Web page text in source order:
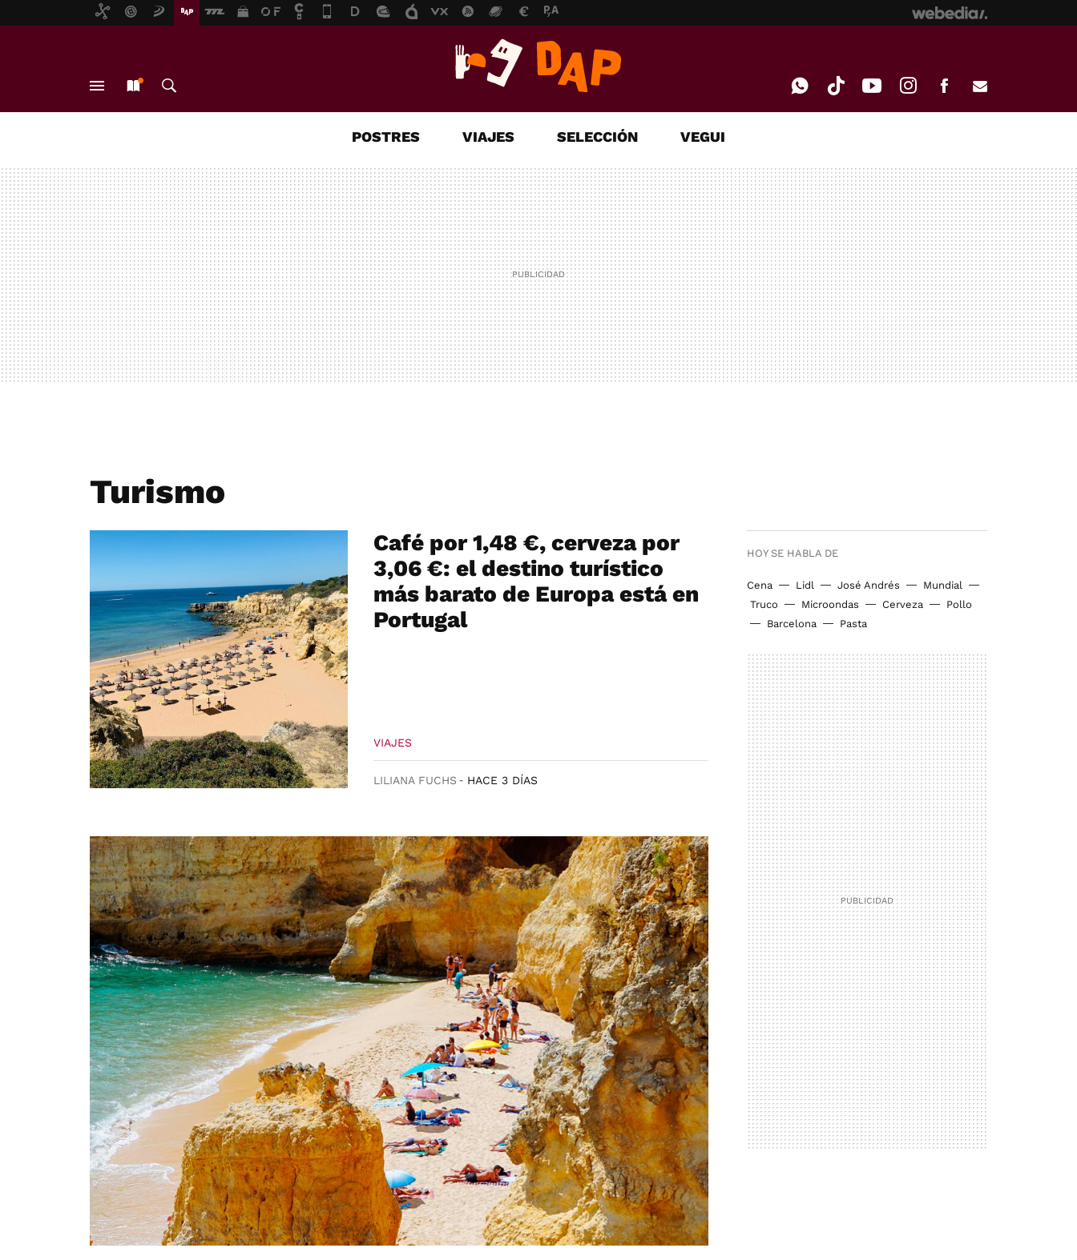
MAIL
POSTRES VIAJES SELECCIÓN VEGUI
Turismo
HOY SE HABLA DE
Cena Lidl José Andrés
Mundial
Truco
Microondas Cerveza
Pollo
Barcelona
Pasta
Café por 1,48 €, cerveza por
3,06 €: el destino turístico
más barato de Europa está en
Portugal
VIAJES
LILIANA FUCHS HACE 3 DÍAS